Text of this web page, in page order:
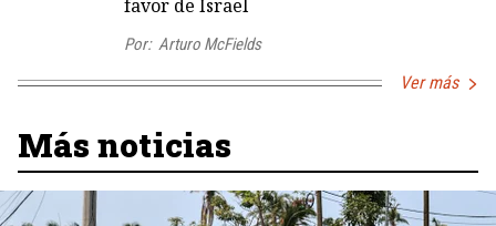
favor de Israel
Por: Arturo McFields
Ver más
Más noticias